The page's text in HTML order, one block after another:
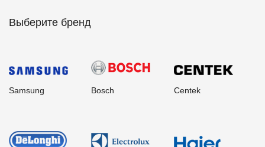
Выберите бренд
Samsung Bosch Centek